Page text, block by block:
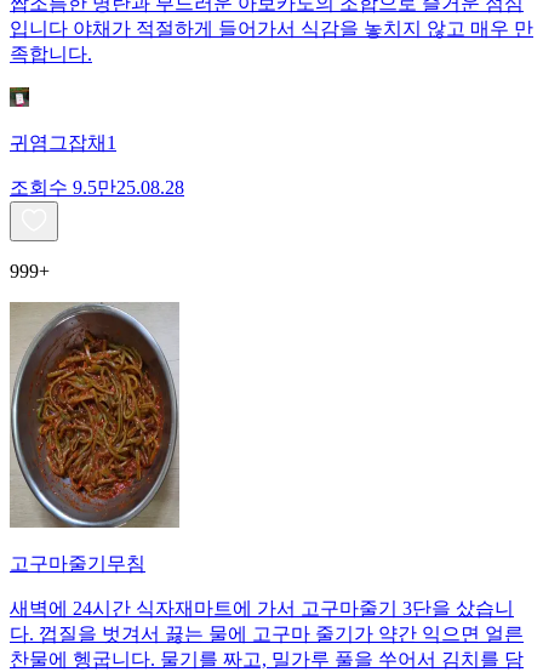
입니다 야채가 적절하게 들어가서 식감을 놓치지 않고 매우 만
족합니다.
귀염그잡채1
조회수 9.5만25.08.28
999+
고구마줄기무침
새벽에 24시간 식자재마트에 가서 고구마줄기 3단을 샀습니
다. 껍질을 벗겨서 끓는 물에 고구마 줄기가 약간 익으면 얼른
찬물에 헹굽니다. 물기를 짜고, 밀가루 풀을 쑤어서 김치를 담